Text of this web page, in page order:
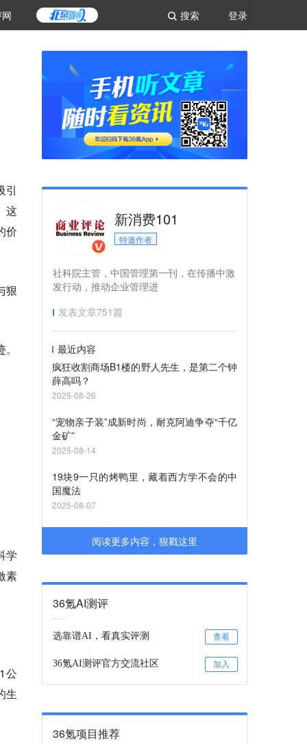
登录
搜索
引
这
价
狠
学
素
公
生
新消费101
特邀作者
社科院主管，中国管理第一刊，在传播中激
发行动，推动企业管理进
发表文章751篇
最近内容
疯狂收割商场B1楼的野人先生，是第二个钟
薛高吗？
2025-08-26
“宠物亲子装”成新时尚，耐克阿迪争夺“千亿
金矿”
2025-08-14
19块9一只的烤鸭里，藏着西方学不会的中
国魔法
2025-08-07
阅读更多内容，狠戳这里
36氪AI测评
选靠谱AI，看真实评测 查看
36氪AI测评官方交流社区 加入
36氪项目推荐